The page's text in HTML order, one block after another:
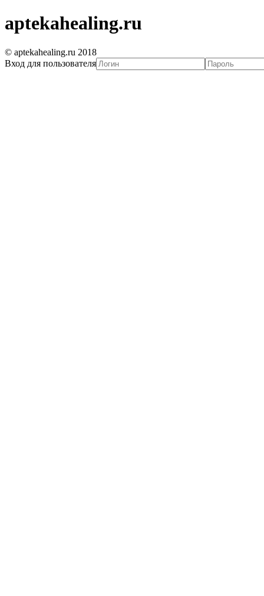
aptekahealing.ru
© aptekahealing.ru 2018
Вход для пользователя